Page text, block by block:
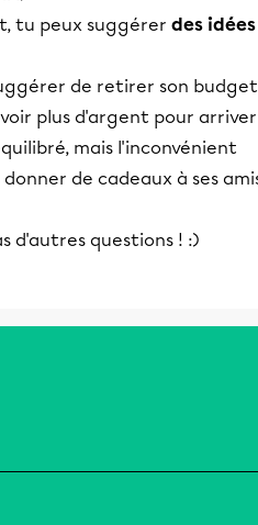
tu peux suggérer des idées
de retirer son budget
plus d'argent pour arriver
mais l'inconvénient
de cadeaux à ses
d'autres questions ! :)